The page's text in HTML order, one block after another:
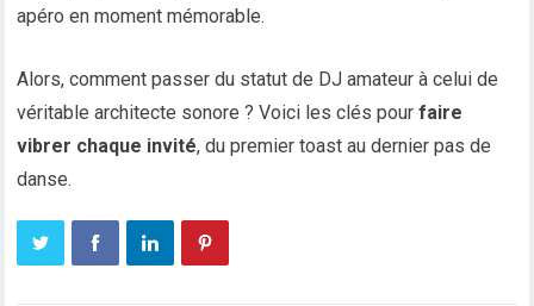
apéro en moment mémorable.
Alors, comment passer du statut de DJ amateur à celui de
véritable architecte sonore ? Voici les clés pourfaire
vibrer chaque invité, du premier toast au dernier pas de
danse.